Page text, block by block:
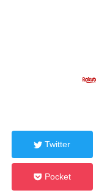
Twitter
Pocket